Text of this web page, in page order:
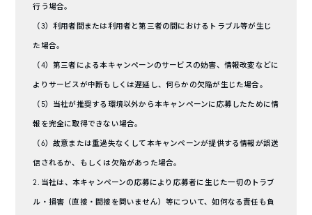
行う場合。
（3）利用者間または利用者と第三者の間におけるトラブル等が生じ
た場合。
（4）第三者による本キャンペーンのサービスの妨害、情報改変などに
よりサービスが中断もしくは遅延し、何らかの欠陥が生じた場合。
（5）当社が推奨する環境以外から本キャンペーンに応募したために情
報を完全に取得できない場合。
（6）故意または重過失なくして本キャンペーンが提供する情報が誤送
信されるか、もしくは欠陥があった場合。
2. 当社は、本キャンペーンの応募により応募者に生じた一切のトラブ
ル・損害（直接・間接を問いません）等について、如何なる責任も負